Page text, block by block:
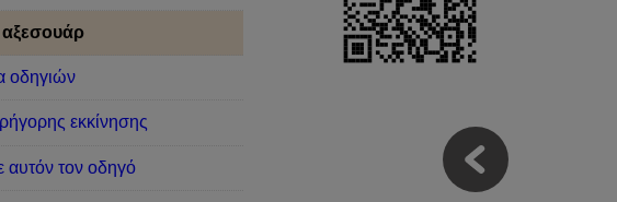
οδηγιών
εκκίνησης
αυτόν τον οδηγό